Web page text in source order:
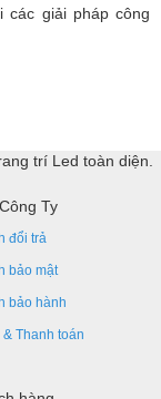
các giải pháp công
trí Led toàn diện.
Ty
đổi trả
bảo mật
bảo hành
Thanh toán